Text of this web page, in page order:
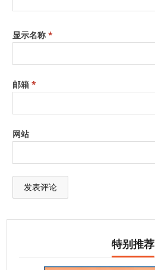
显示名称*
邮箱*
网站
特别推荐